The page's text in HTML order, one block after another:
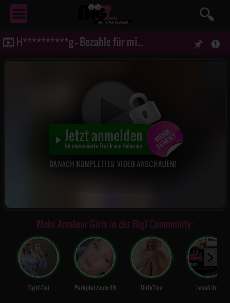
EROTIKVON NEBENAN ...
H**********g - Bezahle für mich, oder f**k die E******e!
Mehr Amateur Girls in der Big7 Community:
Tight-Tini Parkplatzluder19 DirtyTina LenaNitro